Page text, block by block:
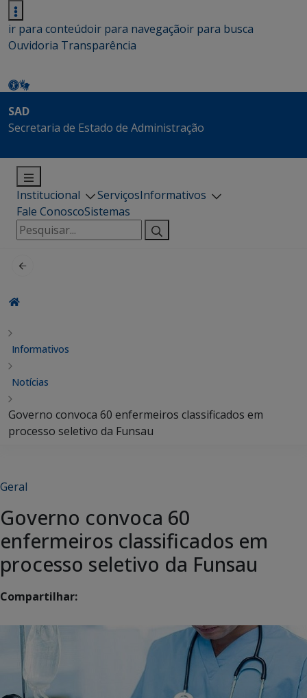
ir para conteúdoir para navegaçãoir para busca
Ouvidoria Transparência
SAD
Secretaria de Estado de Administração
Institucional ServiçosInformativos
Fale ConoscoSistemas
Pesquisar
por:
Informativos
Notícias
Governo convoca 60 enfermeiros classificados em
processo seletivo da Funsau
Geral
Governo convoca 60
enfermeiros classificados em
processo seletivo da Funsau
Compartilhar: